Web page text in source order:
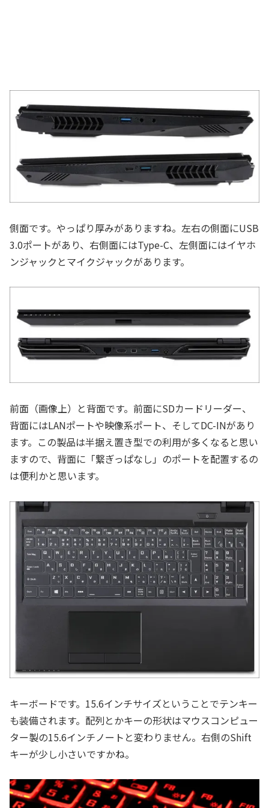
側面です。やっぱり厚みがありますね。左右の側面にUSB
3.0ポートがあり、右側面にはType-C、左側面にはイヤホ
ンジャックとマイクジャックがあります。
前面（画像上）と背面です。前面にSDカードリーダー、
背面にはLANポートや映像系ポート、そしてDC-INがあり
ます。この製品は半据え置き型での利用が多くなると思い
ますので、背面に「繋ぎっぱなし」のポートを配置するの
は便利かと思います。
キーボードです。15.6インチサイズということでテンキー
も装備されます。配列とかキーの形状はマウスコンピュー
ター製の15.6インチノートと変わりません。右側のShift
キーが少し小さいですかね。